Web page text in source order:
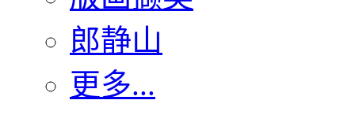
郎静山
更多...